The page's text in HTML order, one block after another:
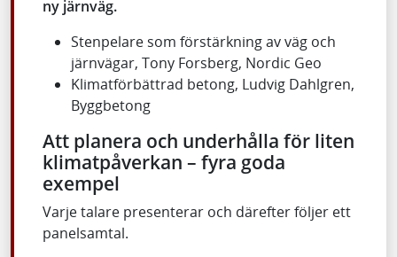
ny järnväg.
Stenpelare som förstärkning av väg och
järnvägar, Tony Forsberg, Nordic Geo
Klimatförbättrad betong, Ludvig Dahlgren,
Byggbetong
Att planera och underhålla för liten
klimatpåverkan – fyra goda
exempel
Varje talare presenterar och därefter följer ett
panelsamtal.